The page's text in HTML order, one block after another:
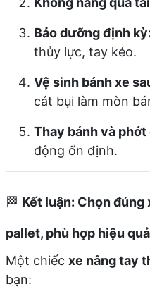
Bảo dưỡng định kỳ:
thủy lực, tay kéo.
Vệ sinh bánh xe
cát bụi làm mòn
Thay bánh và
động ổn định.
🏁 Kết luận: Chọn đúng
pallet, phù hợp hiệu quả
Một chiếc xe nâng tay
bạn: